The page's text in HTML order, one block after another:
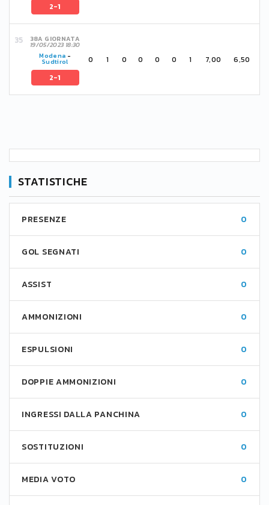
2-1
38A GIORNATA
19/05/2023 18:30
Modena -
Sudtirol
2-1
0 1 0 0 0 0 1 7,00 6,50
STATISTICHE
PRESENZE 0
GOL SEGNATI 0
ASSIST 0
AMMONIZIONI 0
ESPULSIONI 0
DOPPIE AMMONIZIONI 0
INGRESSI DALLA PANCHINA 0
SOSTITUZIONI 0
MEDIA VOTO 0